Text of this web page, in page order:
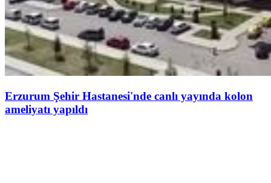
Erzurum Şehir Hastanesi'nde canlı yayında kolon
ameliyatı yapıldı